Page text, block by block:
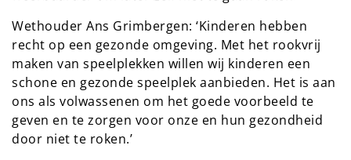
Wethouder Ans Grimbergen: ‘Kinderen hebben
recht op een gezonde omgeving. Met het rookvrij
maken van speelplekken willen wij kinderen een
schone en gezonde speelplek aanbieden. Het is aan
ons als volwassenen om het goede voorbeeld te
geven en te zorgen voor onze en hun gezondheid
door niet te roken.’